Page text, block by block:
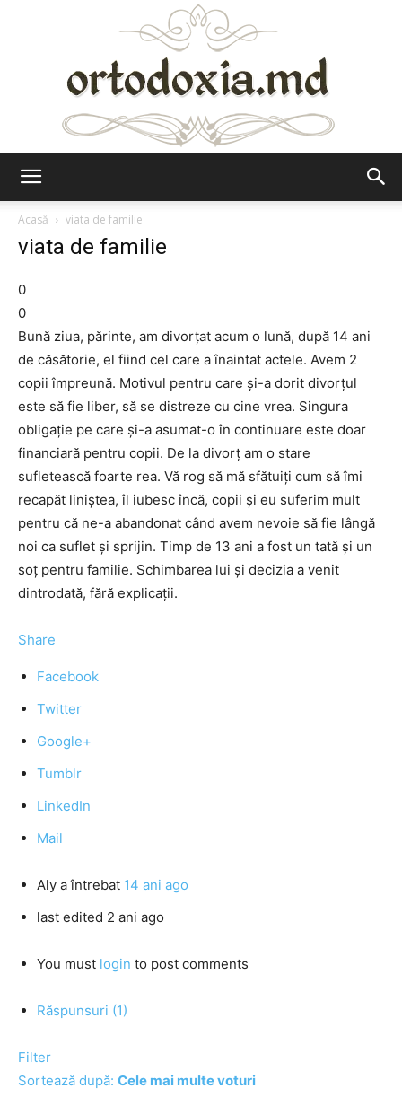
Acasă
viata de familie
viata de familie
0
0
Bună ziua, părinte, am divorţat acum o lună, după 14 ani
de căsătorie, el fiind cel care a înaintat actele. Avem 2
copii împreună. Motivul pentru care şi-a dorit divorţul
este să fie liber, să se distreze cu cine vrea. Singura
obligaţie pe care şi-a asumat-o în continuare este doar
financiară pentru copii. De la divorţ am o stare
sufletească foarte rea. Vă rog să mă sfătuiţi cum să îmi
recapăt liniştea, îl iubesc încă, copii şi eu suferim mult
pentru că ne-a abandonat când avem nevoie să fie lângă
noi ca suflet şi sprijin. Timp de 13 ani a fost un tată şi un
soţ pentru familie. Schimbarea lui şi decizia a venit
dintrodată, fără explicaţii.
Share
Facebook
Twitter
Google+
Tumblr
LinkedIn
Mail
Aly a întrebat 14 ani ago
last edited 2 ani ago
You must login to post comments
Răspunsuri (1)
Filter
Sortează după: Cele mai multe voturi